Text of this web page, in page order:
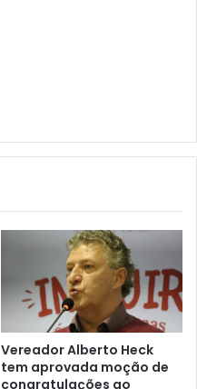
Vereador Alberto Heck
tem aprovada moção de
congratulações ao